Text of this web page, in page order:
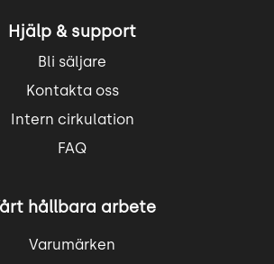
Hjälp & support
Bli säljare
Kontakta oss
Intern cirkulation
FAQ
hållbara arbete
Varumärken